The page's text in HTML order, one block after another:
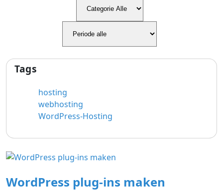
Tags
hosting
webhosting
WordPress-Hosting
WordPress plug-ins maken